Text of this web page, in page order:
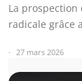
La
radicale grâce
27 mars 2026